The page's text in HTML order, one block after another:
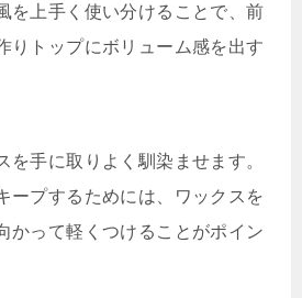
を上手く使い分けることで、前
りトップにボリューム感を出す
を手に取りよく馴染ませます。
ープするためには、ワックスを
かって軽くつけることがポイン